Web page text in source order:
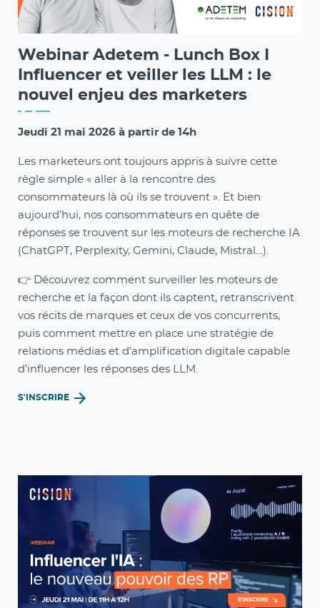
Webinar Adetem - Lunch Box I
Influencer et veiller les LLM : le
nouvel enjeu des marketers
Jeudi 21 mai 2026 à partir de 14h
Les marketeurs ont toujours appris à suivre cette
règle simple « aller à la rencontre des
consommateurs là où ils se trouvent ». Et bien
aujourd’hui, nos consommateurs en quête de
réponses se trouvent sur les moteurs de recherche IA
(ChatGPT, Perplexity, Gemini, Claude, Mistral…).
👉 Découvrez comment surveiller les moteurs de
recherche et la façon dont ils captent, retranscrivent
vos récits de marques et ceux de vos concurrents,
puis comment mettre en place une stratégie de
relations médias et d’amplification digitale capable
d’influencer les réponses des LLM.
S'INSCRIRE